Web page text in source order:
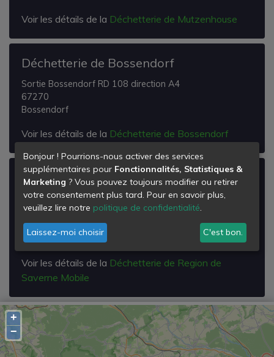
Voir les détails de la Déchetterie de Mutzenhouse
Déchetterie de Bossendorf
Sortie Bossendorf RD 108 direction A4
67270
Bossendorf
Voir les détails de la Déchetterie de Bossendorf
Déchetterie de Region de Saverne
Mobile
SAVERNE
67700
Saverne
Voir les détails de la Déchetterie de Region de
Saverne Mobile
+
−
Bonjour ! Pourrions-nous activer des services
supplémentaires pour Fonctionnalités, Statistiques &
Marketing ? Vous pouvez toujours modifier ou retirer
votre consentement plus tard. Pour en savoir plus,
veuillez lire notre politique de confidentialité.
Laissez-moi choisir C'est bon.